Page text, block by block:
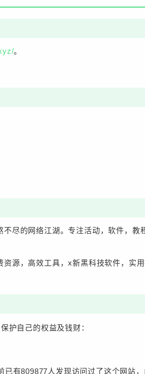
。
尽的网络江湖。专注活动，软件，教
源，高效工具，x新黑科技软件，实
护自己的权益及钱财：
已有809877人发现访问过了这个网站